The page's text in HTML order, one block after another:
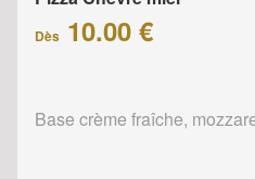
Dès 10.00 €
Base crème fraîche,